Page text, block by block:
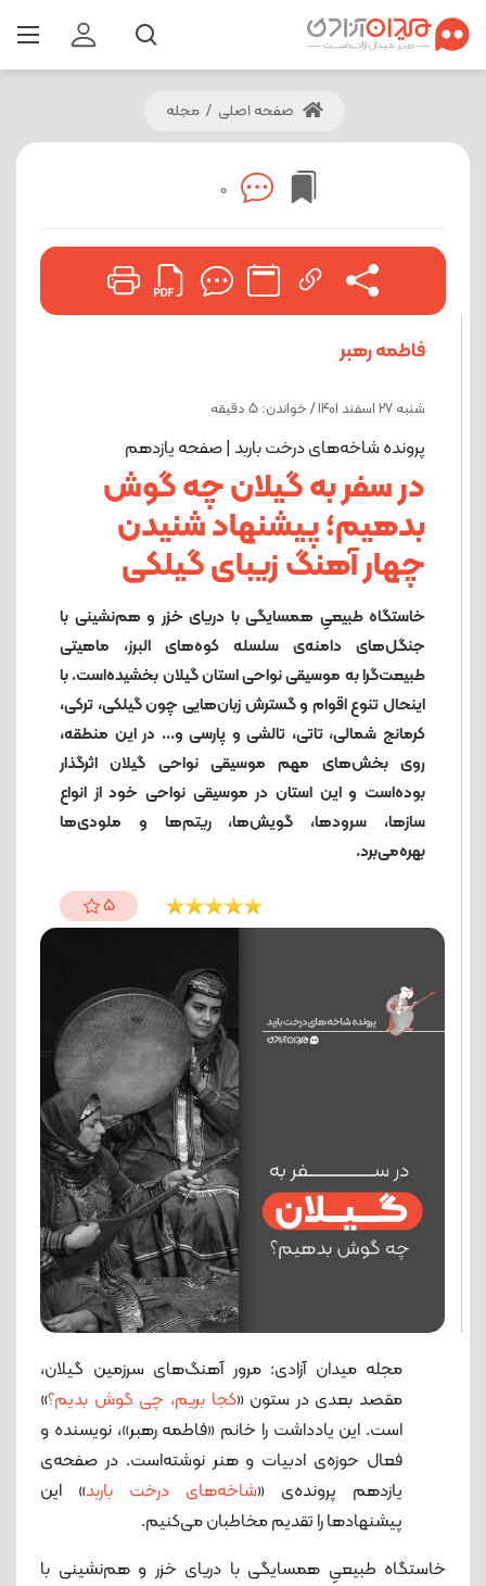
صفحه اصلی / مجله
0
فاطمه رهبر
شنبه 27 اسفند 1401 / خواندن: 5 دقیقه
پرونده شاخه‌های درخت باربد | صفحه یازدهم
در سفر به گیلان چه گوش
بدهیم؛ پیشنهاد شنیدن
چهار آهنگ زیبای گیلکی
خاستگاه طبیعیِ همسایگی با دریای خزر و هم‌نشینی با
جنگل‌های دامنه‌ی سلسله کوه‌های البرز، ماهیتی
طبیعت‌گرا به موسیقی نواحی استان گیلان بخشیده‌است. با
اینحال تنوع اقوام و گسترش زبان‌هایی چون گیلکی، ترکی،
کرمانج شمالی، تاتی، تالشی و پارسی و... در این منطقه،
روی بخش‌های مهم موسیقی نواحی گیلان اثرگذار
بوده‌است و این استان در موسیقی نواحی خود از انواع
سازها، سرودها، گویش‌ها، ریتم‌ها و ملودی‌ها
بهره‌می‌برد.
5
مجله میدان آزادی: مرور آهنگ‌های سرزمین گیلان،
مقصد بعدی در ستون «کجا بریم، چی گوش بدیم؟»
است. این یادداشت را خانم «فاطمه رهبر»، نویسنده و
فعال حوزه‌ی ادبیات و هنر نوشته‌است. در صفحه‌ی
یازدهم پرونده‌ی «شاخه‌های درخت باربد» این
پیشنهادها را تقدیم مخاطبان می‌کنیم.
خاستگاه طبیعیِ همسایگی با دریای خزر و هم‌نشینی با